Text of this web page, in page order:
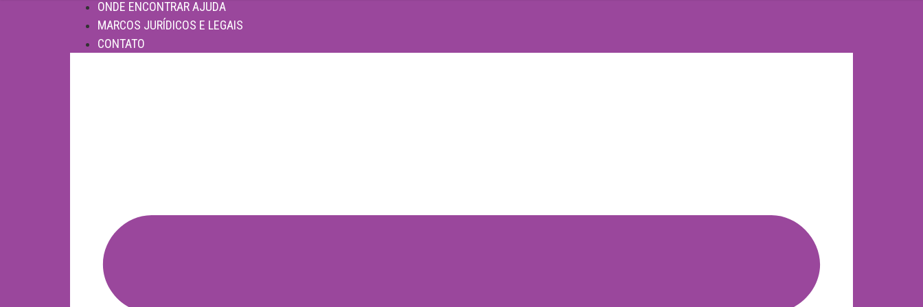
ONDE ENCONTRAR AJUDA
MARCOS JURÍDICOS E LEGAIS
CONTATO